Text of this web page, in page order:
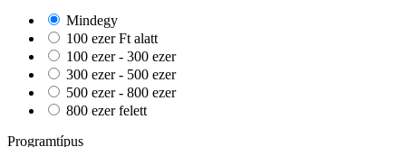
Mindegy
100 ezer Ft alatt
100 ezer - 300 ezer
300 ezer - 500 ezer
500 ezer - 800 ezer
800 ezer felett
Programtípus